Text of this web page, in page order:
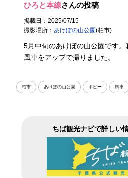
ひろと本線さんの投稿
掲載日：2025/07/15
撮影場所： あけぼの山公園(柏市)
5月中旬のあけぼの山公園です。
風車をアップで撮りました。
柏市 あけぼの山公園 ポピー 風車
ちば観光ナビで詳しい